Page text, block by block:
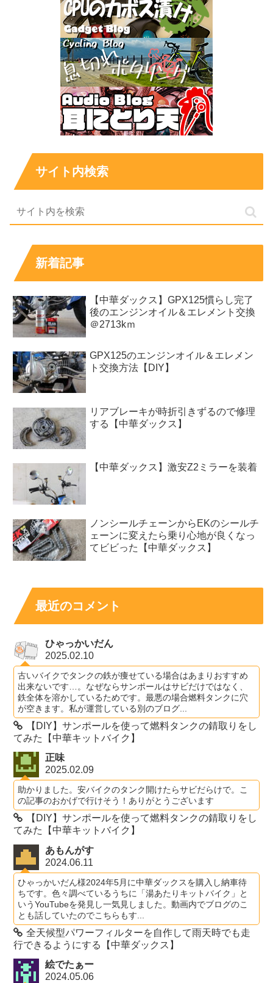
サイト内検索
新着記事
【中華ダックス】GPX125慣らし完了
後のエンジンオイル＆エレメント交換
＠2713kｍ
GPX125のエンジンオイル＆エレメン
ト交換方法【DIY】
リアブレーキが時折引きずるので修理
する【中華ダックス】
【中華ダックス】激安Z2ミラーを装着
ノンシールチェーンからEKのシールチ
ェーンに変えたら乗り心地が良くなっ
てビビった【中華ダックス】
最近のコメント
ひゃっかいだん
2025.02.10
古いバイクでタンクの鉄が痩せている場合はあまりおすすめ
出来ないです…。なぜならサンポールはサビだけではなく、
鉄全体を溶かしているためです。最悪の場合燃料タンクに穴
が空きます。私が運営している別のブログ...
【DIY】サンポールを使って燃料タンクの錆取りをし
てみた【中華キットバイク】
正味
2025.02.09
助かりました。安バイクのタンク開けたらサビだらけで。こ
の記事のおかげで行けそう！ありがとうございます
【DIY】サンポールを使って燃料タンクの錆取りをし
てみた【中華キットバイク】
あもんがす
2024.06.11
ひゃっかいだん様2024年5月に中華ダックスを購入し納車待
ちです。色々調べているうちに「湯あたりキットバイク」と
いうYouTubeを発見し一気見しました。動画内でブログのこ
とも話していたのでこちらもす...
全天候型パワーフィルターを自作して雨天時でも走
行できるようにする【中華ダックス】
絵でたぁー
2024.05.06